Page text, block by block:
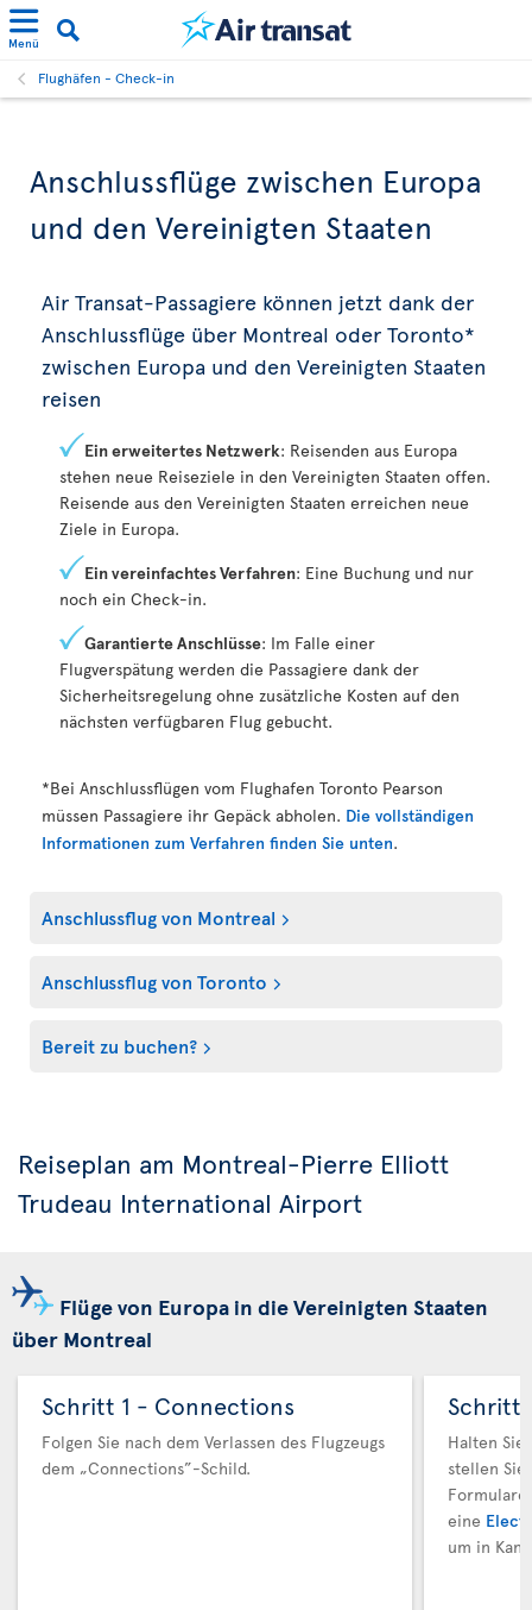
Menü
Flughäfen - Check-in
Anschlussflüge zwischen Europa
und den Vereinigten Staaten
Air Transat-Passagiere können jetzt dank der
Anschlussflüge über Montreal oder Toronto*
zwischen Europa und den Vereinigten Staaten
reisen
Ein erweitertes Netzwerk: Reisenden aus Europa
stehen neue Reiseziele in den Vereinigten Staaten offen.
Reisende aus den Vereinigten Staaten erreichen neue
Ziele in Europa.
Ein vereinfachtes Verfahren: Eine Buchung und nur
noch ein Check-in.
Garantierte Anschlüsse: Im Falle einer
Flugverspätung werden die Passagiere dank der
Sicherheitsregelung ohne zusätzliche Kosten auf den
nächsten verfügbaren Flug gebucht.
*Bei Anschlussflügen vom Flughafen Toronto Pearson
müssen Passagiere ihr Gepäck abholen. Die vollständigen
Informationen zum Verfahren finden Sie unten.
Anschlussflug von Montreal
Anschlussflug von Toronto
Bereit zu buchen?
Reiseplan am Montreal-Pierre Elliott
Trudeau International Airport
Flüge von Europa in die Vereinigten Staaten
über Montreal
Schritt 1 - Connections
Folgen Sie nach dem Verlassen des Flugzeugs
dem „Connections”-Schild.
Schritt
Halten
stellen Sie
Formulare
eine
um in